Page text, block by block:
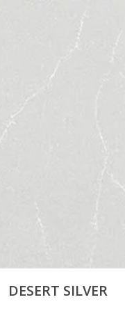
DESERT SILVER